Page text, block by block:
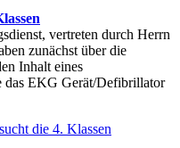
vertreten durch Herrn
zunächst über die
Inhalt eines
das EKG Gerät/Defibrillator
die 4. Klassen